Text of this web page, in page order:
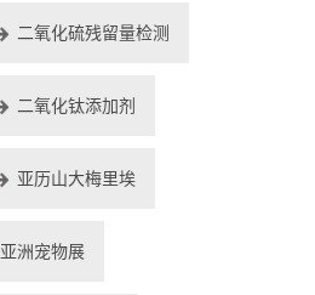
二氧化硫残留量检测
二氧化钛添加剂
亚历山大梅里埃
亚洲宠物展